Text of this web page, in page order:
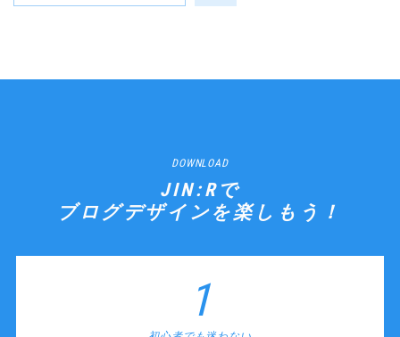
DOWNLOAD
JIN:Rで
ブログデザインを楽しもう！
1